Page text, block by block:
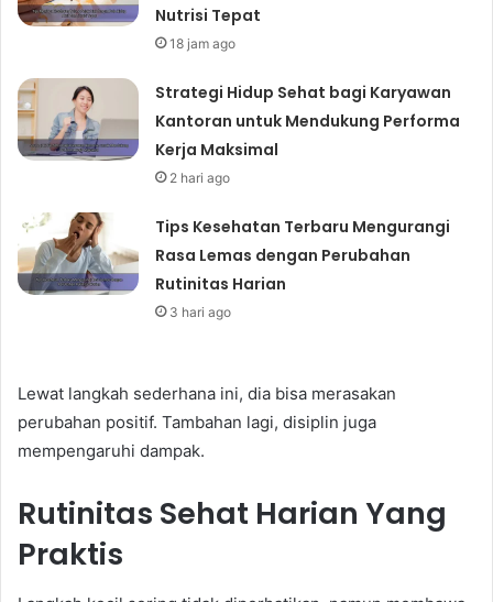
Nutrisi Tepat
18 jam ago
Strategi Hidup Sehat bagi Karyawan
Kantoran untuk Mendukung Performa
Kerja Maksimal
2 hari ago
Tips Kesehatan Terbaru Mengurangi
Rasa Lemas dengan Perubahan
Rutinitas Harian
3 hari ago
Lewat langkah sederhana ini, dia bisa merasakan
perubahan positif. Tambahan lagi, disiplin juga
mempengaruhi dampak.
Rutinitas Sehat Harian Yang
Praktis